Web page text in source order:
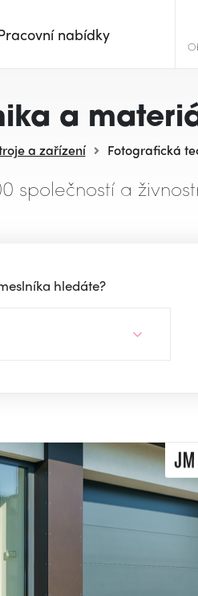
nabídky
a
a zařízení Fotografická
společností a
hledáte?